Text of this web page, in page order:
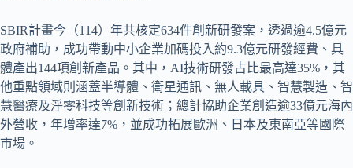
SBIR計畫今（114）年共核定634件創新研發案，透過逾4.5億元
政府補助，成功帶動中小企業加碼投入約9.3億元研發經費、具
體產出144項創新產品。其中，AI技術研發占比最高達35%，其
他重點領域則涵蓋半導體、衛星通訊、無人載具、智慧製造、智
慧醫療及淨零科技等創新技術；總計協助企業創造逾33億元海內
外營收，年增率達7%，並成功拓展歐洲、日本及東南亞等國際
市場。